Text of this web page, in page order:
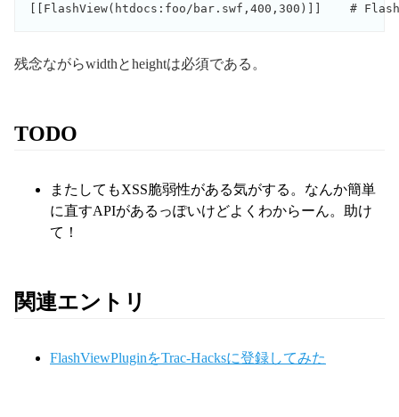
[[FlashView(htdocs:foo/bar.swf,400,300)]]    #
残念ながらwidthとheightは必須である。
TODO
またしてもXSS脆弱性がある気がする。なんか簡単
に直すAPIがあるっぽいけどよくわからーん。助け
て！
関連エントリ
FlashViewPluginをTrac-Hacksに登録してみた